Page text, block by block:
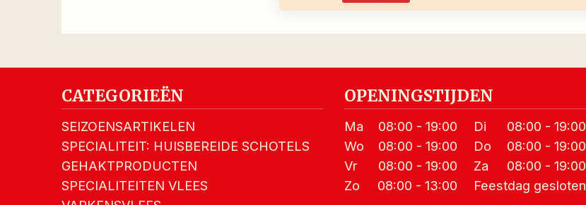
CATEGORIEËN
SEIZOENSARTIKELEN
SPECIALITEIT: HUISBEREIDE SCHOTELS
GEHAKTPRODUCTEN
SPECIALITEITEN VLEES
OPENINGSTIJDEN
Ma 08:00 - 19:00 Di
08:00 - 19:00
Wo
08:00 - 19:00 Do
08:00 - 19:00
Vr
08:00 - 19:00 Za
08:00 - 19:00
Zo
08:00 - 13:00 Feestdag gesloten